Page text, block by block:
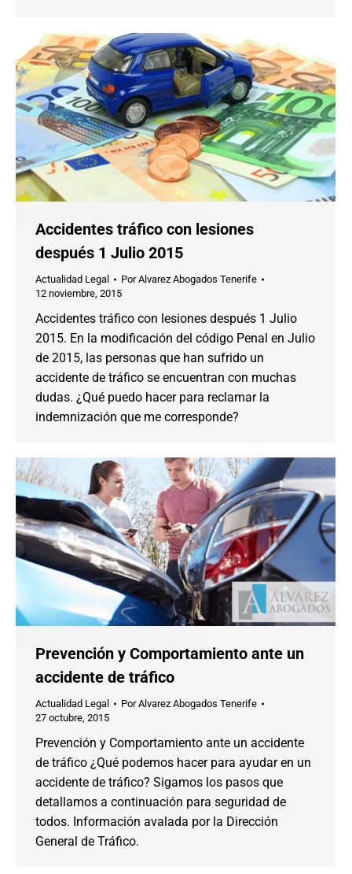
Accidentes tráfico con lesiones
después 1 Julio 2015
Actualidad Legal PorAlvarez Abogados Tenerife
12 noviembre, 2015
Accidentes tráfico con lesiones después 1 Julio
2015. En la modificación del código Penal en Julio
de 2015, las personas que han sufrido un
accidente de tráfico se encuentran con muchas
dudas. ¿Qué puedo hacer para reclamar la
indemnización que me corresponde?
Prevención y Comportamiento ante un
accidente de tráfico
Actualidad Legal PorAlvarez Abogados Tenerife
27 octubre, 2015
Prevención y Comportamiento ante un accidente
de tráfico ¿Qué podemos hacer para ayudar en un
accidente de tráfico? Sigamos los pasos que
detallamos a continuación para seguridad de
todos. Información avalada por la Dirección
General de Tráfico.